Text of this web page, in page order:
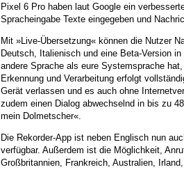
Pixel 6 Pro haben laut Google ein
Spracheingabe Texte eingegeben und
Mit »Live-Übersetzung« können die Nutzer
Deutsch, Italienisch und eine Beta-Version
andere Sprache als eure Systemsprache
Erkennung und Verarbeitung erfolgt
Gerät verlassen und es auch ohne
zudem einen Dialog abwechselnd in bis zu
mein Dolmetscher«.
Die Rekorder-App ist neben Englisch nun
verfügbar. Außerdem ist die Möglichkeit,
Großbritannien, Frankreich, Australien,